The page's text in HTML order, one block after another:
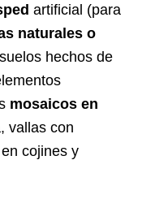
artificial (para
naturales o
hechos de
mosaicos en
vallas con
en cojines y